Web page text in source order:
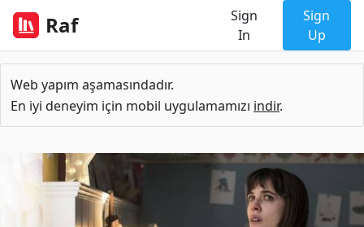
Raf
Sign
In
Sign
Up
Web yapım aşamasındadır.
En iyi deneyim için mobil uygulamamızı indir.